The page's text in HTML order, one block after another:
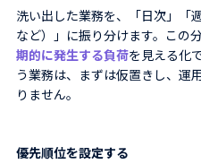
洗い出した業務を、「日次」「
など）」に振り分けます。この分
期的に発生する負荷を見える化
う業務は、まずは仮置きし、運
りません。
優先順位を設定する